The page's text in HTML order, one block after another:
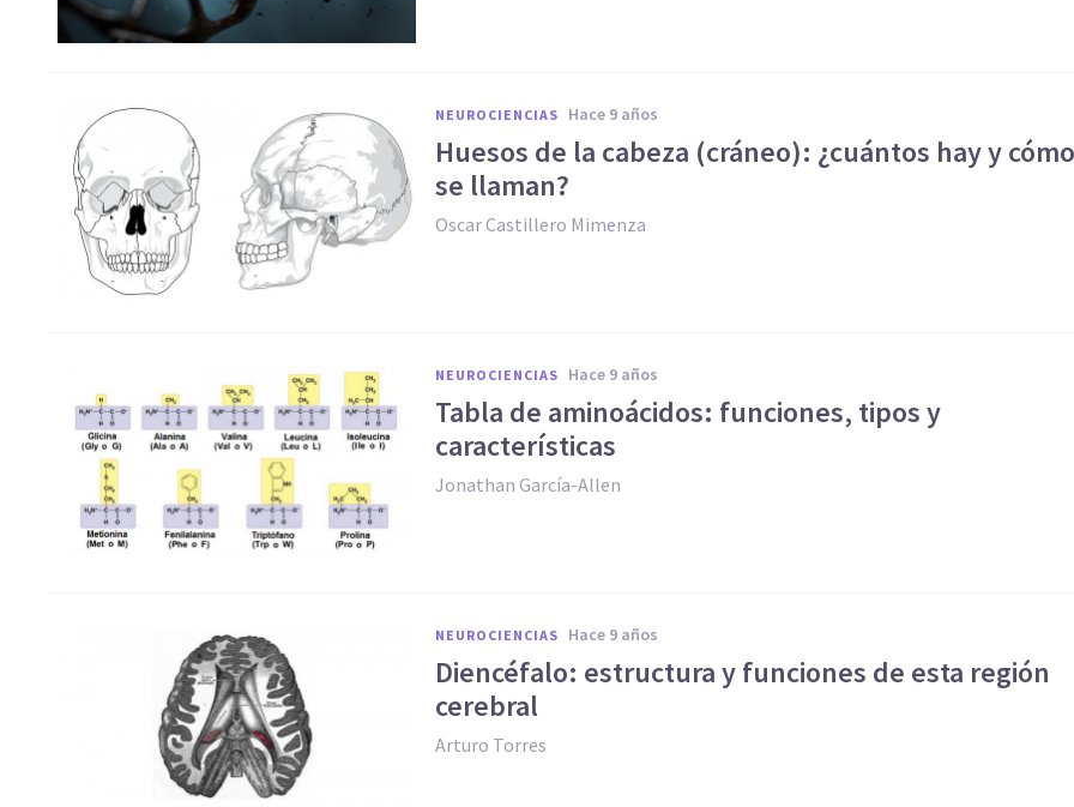
NEUROCIENCIAS hace 9 años
Huesos de la cabeza (cráneo): ¿cuántos hay y cómo
se llaman?
Oscar Castillero Mimenza
NEUROCIENCIAS hace 9 años
​Tabla de aminoácidos: funciones, tipos y
características
Jonathan García-Allen
NEUROCIENCIAS hace 9 años
Diencéfalo: estructura y funciones de esta región
cerebral
Arturo Torres